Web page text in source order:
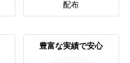
配布
豊富な実績で安心